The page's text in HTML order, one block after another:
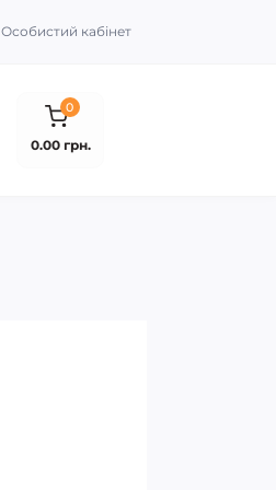
Особистий кабінет
0
0.00 грн.